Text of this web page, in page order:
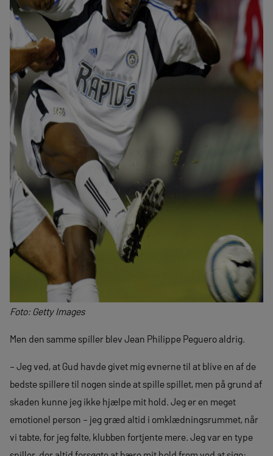
Foto: Getty Images
Men den samme spiller blev Jean Philippe Peguero aldrig.
– Jeg ved, at Gud havde givet mig evnerne til at blive en af de
bedste spillere til nogen sinde at spille spillet, men på grund af
skaden kunne jeg ikke hjælpe mit hold. Jeg er en meget
emotionel person – jeg græd altid i omklædningsrummet, når
vi tabte, for jeg følte, klubben fortjente mere. Jeg var en type